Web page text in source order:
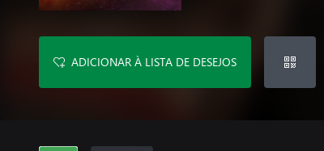
ADICIONAR À LISTA DE DESEJOS